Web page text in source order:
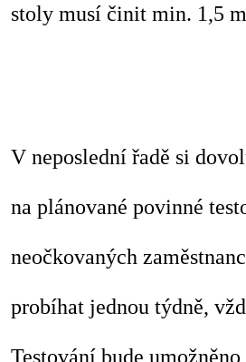
stoly musí činit min. 1,5
V neposlední řadě si
na plánované povinné
neočkovaných
probíhat jednou týdně,
Testování bude